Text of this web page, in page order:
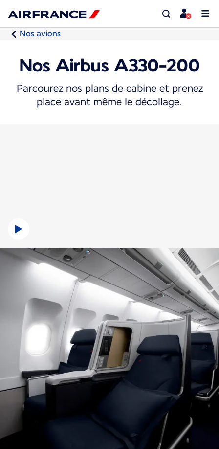
Nos avions
Nos Airbus A330-200
Parcourez nos plans de cabine et prenez
place avant même le décollage.